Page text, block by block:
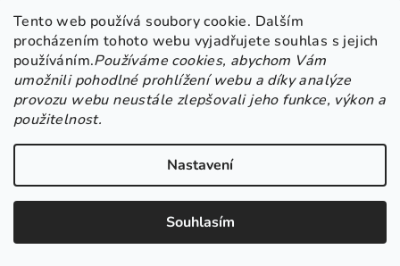
Tento web používá soubory cookie. Dalším
procházením tohoto webu vyjadřujete souhlas s jejich
používáním.Používáme cookies, abychom Vám
umožnili pohodlné prohlížení webu a díky analýze
provozu webu neustále zlepšovali jeho funkce, výkon a
použitelnost.
Nastavení
Souhlasím
Věnec z dánské jedle - jehličí je jemné a nepíchá. Věnec je zdobený
sušeným pomerančem, okrasnou trávou a hvězdičkami z překližky.
Svíčky jsou na bodcích.
POZOR: Nenechávejte hořet bez dozoru. Hrozí nebezpečí požáru.
Jedlový korpus pro výrobu adventní věnců k další dekoraci.
Jedlové korpusy, jedlový věnec